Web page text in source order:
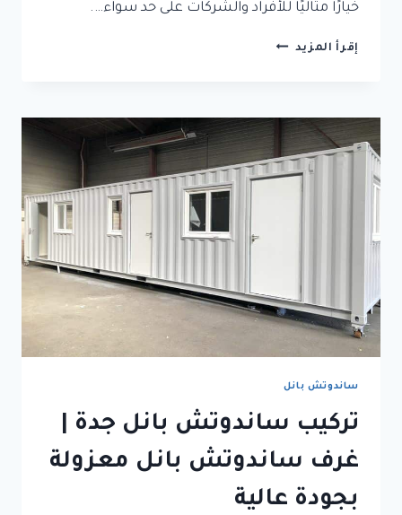
خيارًا مثاليًا للأفراد والشركات على حد سواء….
إقرأ المزيد ساندوتش
معلم
تركيب
غرف
ساندوتش
وضمان
ساندوتش بانل
تركيب ساندوتش بانل جدة |
غرف ساندوتش بانل معزولة
بجودة عالية